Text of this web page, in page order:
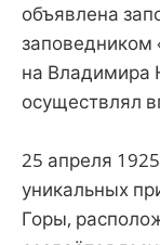
объявлена
заповедником
на Владимира
осуществлял
25 апреля
уникальных
Горы,